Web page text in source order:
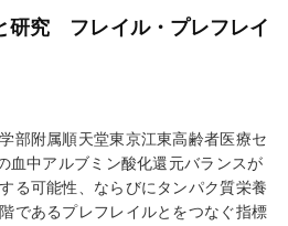
研究 フレイル・プレフレイ
部附属順天堂東京江東高齢者医療セ
血中アルブミン酸化還元バランスが
る可能性、ならびにタンパク質栄養
であるプレフレイルとをつなぐ指標